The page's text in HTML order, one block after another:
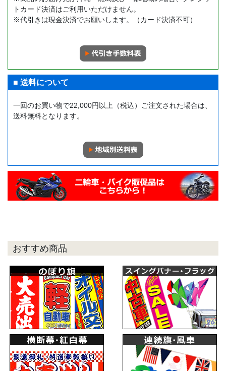
トカード決済はご利用いただけません。
※代引きは現金決済でお願いします。（カード決済不可）
■ 送料について
一回のお買い物で22,000円以上（税込）ご注文された場合は、
送料無料となります。
おすすめ商品